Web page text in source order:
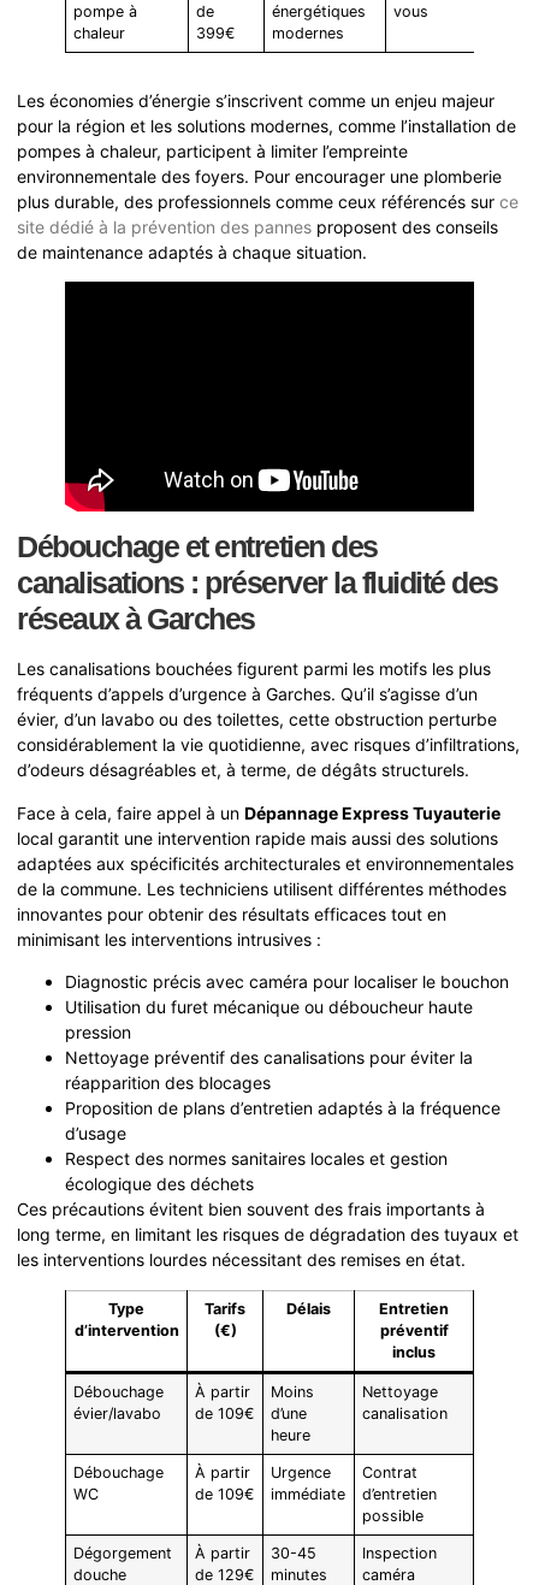
pompe à
chaleur
de
399€
énergétiques
modernes
vous
Les économies d’énergie s’inscrivent comme un enjeu majeur
pour la région et les solutions modernes, comme l’installation de
pompes à chaleur, participent à limiter l’empreinte
environnementale des foyers. Pour encourager une plomberie
plus durable, des professionnels comme ceux référencés sur ce
site dédié à la prévention des pannes proposent des conseils
de maintenance adaptés à chaque situation.
Débouchage et entretien des
canalisations : préserver la fluidité des
réseaux à Garches
Les canalisations bouchées figurent parmi les motifs les plus
fréquents d’appels d’urgence à Garches. Qu’il s’agisse d’un
évier, d’un lavabo ou des toilettes, cette obstruction perturbe
considérablement la vie quotidienne, avec risques d’infiltrations,
d’odeurs désagréables et, à terme, de dégâts structurels.
Face à cela, faire appel à un Dépannage Express Tuyauterie
local garantit une intervention rapide mais aussi des solutions
adaptées aux spécificités architecturales et environnementales
de la commune. Les techniciens utilisent différentes méthodes
innovantes pour obtenir des résultats efficaces tout en
minimisant les interventions intrusives :
Diagnostic précis avec caméra pour localiser le bouchon
Utilisation du furet mécanique ou déboucheur haute
pression
Nettoyage préventif des canalisations pour éviter la
réapparition des blocages
Proposition de plans d’entretien adaptés à la fréquence
d’usage
Respect des normes sanitaires locales et gestion
écologique des déchets
Ces précautions évitent bien souvent des frais importants à
long terme, en limitant les risques de dégradation des tuyaux et
les interventions lourdes nécessitant des remises en état.
Type
d’intervention
Tarifs
(€)
Délais
Entretien
préventif
inclus
Débouchage
évier/lavabo
À partir
de 109€
Moins
d’une
heure
Nettoyage
canalisation
Débouchage
WC
À partir
de 109€
Urgence
immédiate
Contrat
d’entretien
possible
Dégorgement
douche
À partir
de 129€
30-45
minutes
Inspection
caméra